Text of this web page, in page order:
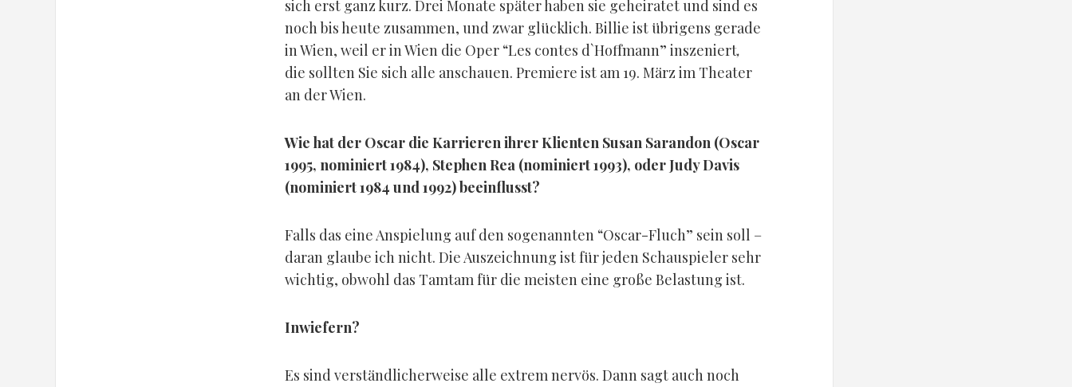
sich erst ganz kurz. Drei Monate später haben sie geheiratet und sind es
noch bis heute zusammen, und zwar glücklich. Billie ist übrigens gerade
in Wien, weil er in Wien die Oper “Les contes d`Hoffmann” inszeniert,
die sollten Sie sich alle anschauen. Premiere ist am 19. März im Theater
an der Wien.
Wie hat der Oscar die Karrieren ihrer Klienten Susan Sarandon (Oscar
1995, nominiert 1984), Stephen Rea (nominiert 1993), oder Judy Davis
(nominiert 1984 und 1992) beeinflusst?
Falls das eine Anspielung auf den sogenannten “Oscar-Fluch” sein soll –
daran glaube ich nicht. Die Auszeichnung ist für jeden Schauspieler sehr
wichtig, obwohl das Tamtam für die meisten eine große Belastung ist.
Inwiefern?
Es sind verständlicherweise alle extrem nervös. Dann sagt auch noch